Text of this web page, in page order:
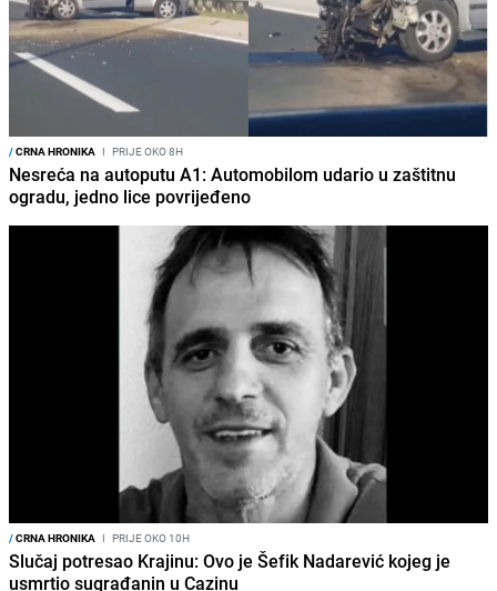
/CRNA HRONIKA I PRIJE OKO 8H
Nesreća na autoputu A1: Automobilom udario u zaštitnu
ogradu, jedno lice povrijeđeno
/CRNA HRONIKA I PRIJE OKO 10H
Slučaj potresao Krajinu: Ovo je Šefik Nadarević kojeg je
usmrtio sugrađanin u Cazinu